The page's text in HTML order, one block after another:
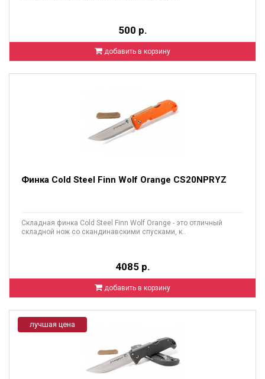
500 р.
добавить в корзину
Финка Cold Steel Finn Wolf Orange CS20NPRYZ
Складная финка Cold Steel Finn Wolf Orange - это отличный
складной нож со скандинавскими спусками, к..
4085 р.
добавить в корзину
лучшая цена